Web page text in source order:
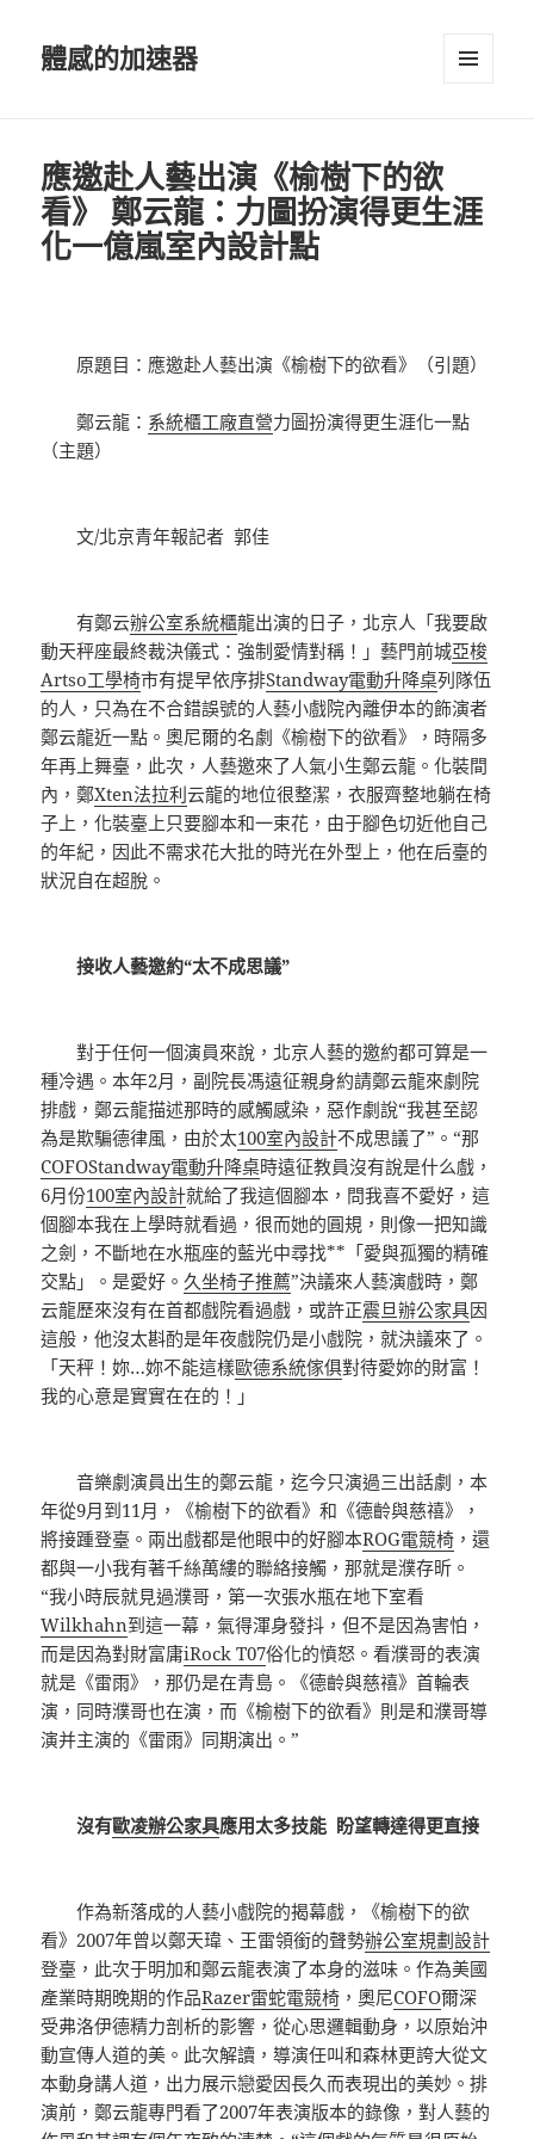
體感的加速器
應邀赴人藝出演《榆樹下的欲
看》 鄭云龍：力圖扮演得更生涯
化一億嵐室內設計點
原題目：應邀赴人藝出演《榆樹下的欲看》（引題）
鄭云龍： 系統櫃工廠直營力圖扮演得更生涯化一點
（主題）
文/北京青年報記者 郭佳
有鄭云辦公室系統櫃龍出演的日子，北京人「我要啟
動天秤座最終裁決儀式：強制愛情對稱！」藝門前城亞梭
Artso工學椅市有提早依序排Standway電動升降桌列隊伍
的人，只為在不合錯誤號的人藝小戲院內離伊本的飾演者
鄭云龍近一點。奧尼爾的名劇《榆樹下的欲看》，時隔多
年再上舞臺，此次，人藝邀來了人氣小生鄭云龍。化裝間
內，鄭Xten法拉利云龍的地位很整潔，衣服齊整地躺在椅
子上，化裝臺上只要腳本和一束花，由于腳色切近他自己
的年紀，因此不需求花大批的時光在外型上，他在后臺的
狀況自在超脫。
接收人藝邀約“太不成思議”
對于任何一個演員來說，北京人藝的邀約都可算是一
種冷遇。本年2月，副院長馮遠征親身約請鄭云龍來劇院
排戲，鄭云龍描述那時的感觸感染，惡作劇說“我甚至認
為是欺騙德律風，由於太100室內設計不成思議了”。“那
COFOStandway電動升降桌時遠征教員沒有說是什么戲，
6月份100室內設計就給了我這個腳本，問我喜不愛好，這
個腳本我在上學時就看過，很而她的圓規，則像一把知識
之劍，不斷地在水瓶座的藍光中尋找**「愛與孤獨的精確
交點」。是愛好。久坐椅子推薦”決議來人藝演戲時，鄭
云龍歷來沒有在首都戲院看過戲，或許正震旦辦公家具因
這般，他沒太斟酌是年夜戲院仍是小戲院，就決議來了。
「天秤！妳…妳不能這樣歐德系統傢俱對待愛妳的財富！
我的心意是實實在在的！」
音樂劇演員出生的鄭云龍，迄今只演過三出話劇，本
年從9月到11月，《榆樹下的欲看》和《德齡與慈禧》，
將接踵登臺。兩出戲都是他眼中的好腳本ROG電競椅 ，還
都與一小我有著千絲萬縷的聯絡接觸，那就是濮存昕。
“我小時辰就見過濮哥，第一次張水瓶在地下室看
Wilkhahn到這一幕，氣得渾身發抖，但不是因為害怕，
而是因為對財富庸iRock T07俗化的憤怒。看濮哥的表演
就是《雷雨》，那仍是在青島。《德齡與慈禧》首輪表
演，同時濮哥也在演，而《榆樹下的欲看》則是和濮哥導
演并主演的《雷雨》同期演出。”
沒有歐凌辦公家具應用太多技能 盼望轉達得更直接
作為新落成的人藝小戲院的揭幕戲，《榆樹下的欲
看》2007年曾以鄭天瑋、王雷領銜的聲勢辦公室規劃設計
登臺，此次于明加和鄭云龍表演了本身的滋味。作為美國
產業時期晚期的作品Razer雷蛇電競椅 ，奧尼COFO爾深
受弗洛伊德精力剖析的影響，從心思邏輯動身，以原始沖
動宣傳人道的美。此次解讀，導演任叫和森林更誇大從文
本動身講人道，出力展示戀愛因長久而表現出的美妙。排
演前，鄭云龍專門看了2007年表演版本的錄像，對人藝的